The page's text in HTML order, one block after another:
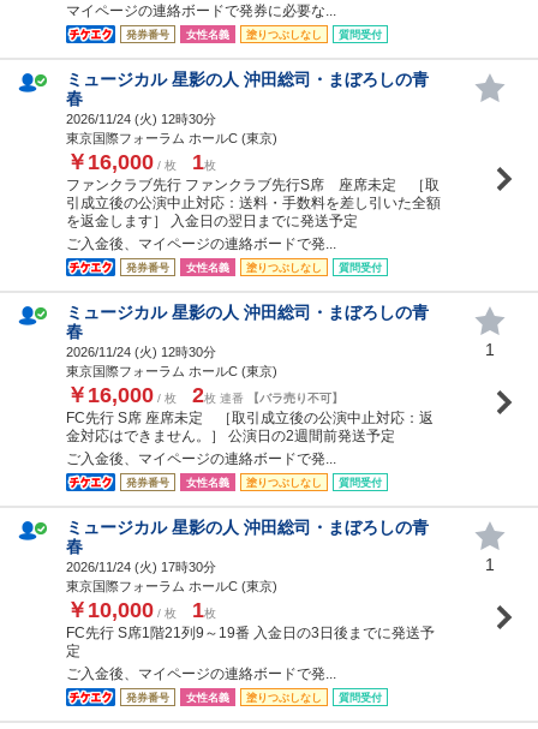
マイページの連絡ボードで発券に必要な...
発券番号 女性名義 塗りつぶしなし 質問受付
ミュージカル 星影の人 沖田総司・まぼろしの青
春
2026/11/24 (火) 12時30分
東京国際フォーラム ホールC (東京)
￥16,000 / 枚 1枚
ファンクラブ先行 ファンクラブ先行S席 座席未定 ［取
引成立後の公演中止対応：送料・手数料を差し引いた全額
を返金します］ 入金日の翌日までに発送予定
ご入金後、マイページの連絡ボードで発...
発券番号 女性名義 塗りつぶしなし 質問受付
ミュージカル 星影の人 沖田総司・まぼろしの青
春
2026/11/24 (火) 12時30分
東京国際フォーラム ホールC (東京)
￥16,000 / 枚 2枚 連番 【バラ売り不可】
FC先行 S席 座席未定 ［取引成立後の公演中止対応：返
金対応はできません。］ 公演日の2週間前発送予定
ご入金後、マイページの連絡ボードで発...
発券番号 女性名義 塗りつぶしなし 質問受付
1
ミュージカル 星影の人 沖田総司・まぼろしの青
春
2026/11/24 (火) 17時30分
東京国際フォーラム ホールC (東京)
￥10,000 / 枚 1枚
FC先行 S席1階21列9～19番 入金日の3日後までに発送予
定
ご入金後、マイページの連絡ボードで発...
発券番号 女性名義 塗りつぶしなし 質問受付
1